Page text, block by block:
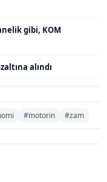
gibi, KOM
alındı
#motorin #zam